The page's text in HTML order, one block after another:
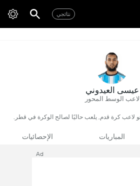
نتائجي
عيسى العيدوني
لاعب الوسط المحور
المباريات الإحصائيات
Ad